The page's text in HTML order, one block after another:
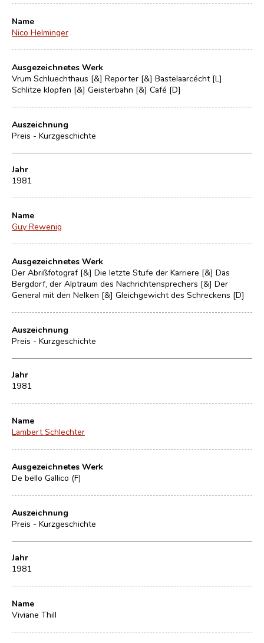
Name
Nico Helminger
Ausgezeichnetes Werk
Vrum Schluechthaus [&] Reporter [&] Bastelaarcécht [L]
Schlitze klopfen [&] Geisterbahn [&] Café [D]
Auszeichnung
Preis - Kurzgeschichte
Jahr
1981
Name
Guy Rewenig
Ausgezeichnetes Werk
Der Abrißfotograf [&] Die letzte Stufe der Karriere [&] Das
Bergdorf, der Alptraum des Nachrichtensprechers [&] Der
General mit den Nelken [&] Gleichgewicht des Schreckens [D]
Auszeichnung
Preis - Kurzgeschichte
Jahr
1981
Name
Lambert Schlechter
Ausgezeichnetes Werk
De bello Gallico (F)
Auszeichnung
Preis - Kurzgeschichte
Jahr
1981
Name
Viviane Thill